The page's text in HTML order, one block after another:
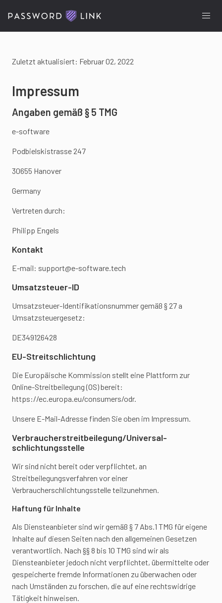
Zuletzt aktualisiert: Februar 02, 2022
Impressum
Angaben gemäß § 5 TMG
e-software
Podbielskistrasse 247
30655 Hanover
Germany
Vertreten durch:
Philipp Engels
Kontakt
E-mail: support@e-software.tech
Umsatzsteuer-ID
Umsatzsteuer-Identifikationsnummer gemäß § 27 a
Umsatzsteuergesetz:
DE349126428
EU-Streitschlichtung
Die Europäische Kommission stellt eine Plattform zur
Online-Streitbeilegung (OS) bereit:
https://ec.europa.eu/consumers/odr.
Unsere E-Mail-Adresse finden Sie oben im Impressum.
Verbraucher­streit­beilegung/Universal­
schlichtungs­stelle
Wir sind nicht bereit oder verpflichtet, an
Streitbeilegungsverfahren vor einer
Verbraucherschlichtungsstelle teilzunehmen.
Haftung für Inhalte
Als Diensteanbieter sind wir gemäß § 7 Abs.1 TMG für eigene
Inhalte auf diesen Seiten nach den allgemeinen Gesetzen
verantwortlich. Nach §§ 8 bis 10 TMG sind wir als
Diensteanbieter jedoch nicht verpflichtet, übermittelte oder
gespeicherte fremde Informationen zu überwachen oder
nach Umständen zu forschen, die auf eine rechtswidrige
Tätigkeit hinweisen.